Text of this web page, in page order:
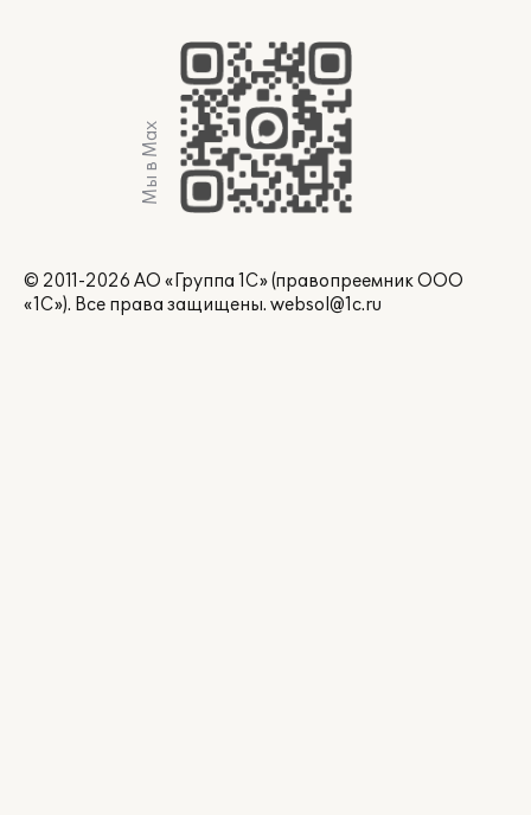
Мы в Max
© 2011-2026 АО «Группа 1С» (правопреемник ООО
«1С»). Все права защищены. websol@1c.ru